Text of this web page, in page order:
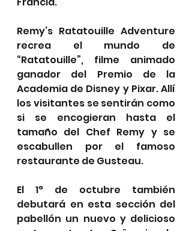
Remy’s Ratatouille Adventure
recrea el mundo de
“Ratatouille”, filme animado
ganador del Premio de la
Academia de Disney y Pixar. Allí
los visitantes se sentirán como
si se encogieran hasta el
tamaño del Chef Remy y se
escabullen por el famoso
restaurante de Gusteau.
El 1° de octubre también
debutará en esta sección del
pabellón un nuevo y delicioso